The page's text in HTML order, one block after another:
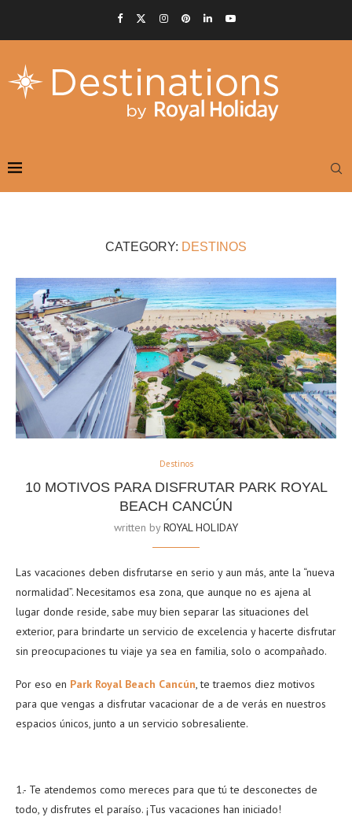
CATEGORY: DESTINOS
Destinos
10 MOTIVOS PARA DISFRUTAR PARK ROYAL
BEACH CANCÚN
written byROYAL HOLIDAY
Las vacaciones deben disfrutarse en serio y aun más, ante la “nueva
normalidad”. Necesitamos esa zona, que aunque no es ajena al
lugar donde reside, sabe muy bien separar las situaciones del
exterior, para brindarte un servicio de excelencia y hacerte disfrutar
sin preocupaciones tu viaje ya sea en familia, solo o acompañado.
Por eso en Park Royal Beach Cancún, te traemos diez motivos
para que vengas a disfrutar vacacionar de a de verás en nuestros
espacios únicos, junto a un servicio sobresaliente.
1.- Te atendemos como mereces para que tú te desconectes de
todo, y disfrutes el paraíso. ¡Tus vacaciones han iniciado!